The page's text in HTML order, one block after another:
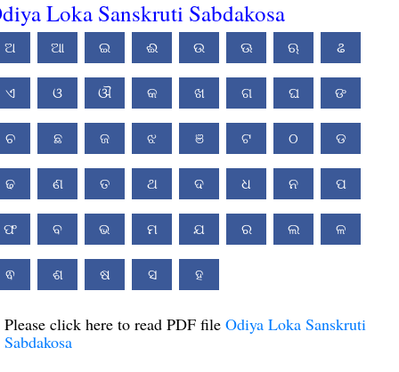
Loka Sanskruti Sabdakosa
ଅ ଆ ଇ ଈ ଉ ଊ ଋ ଌ
ଏ ଓ ଔ କ ଖ ଗ ଘ ଙ
ଚ ଛ ଜ ଝ ଞ ଟ ଠ ଡ
ଢ ଣ ତ ଥ ଦ ଧ ନ ପ
ଫ ବ ଭ ମ ଯ ର ଲ ଳ
ଵ ଶ ଷ ସ ହ
Please click here to read PDF file Odiya Loka Sanskruti
Sabdakosa